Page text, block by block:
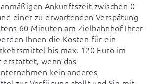
Ankunftszeit zwischen 0
einer zu erwartenden Verspätung
60 Minuten am Zielbahnhof Ihrer
Ihnen die Kosten für ein
bis max. 120 Euro im
erstattet, wenn das
kein anderes